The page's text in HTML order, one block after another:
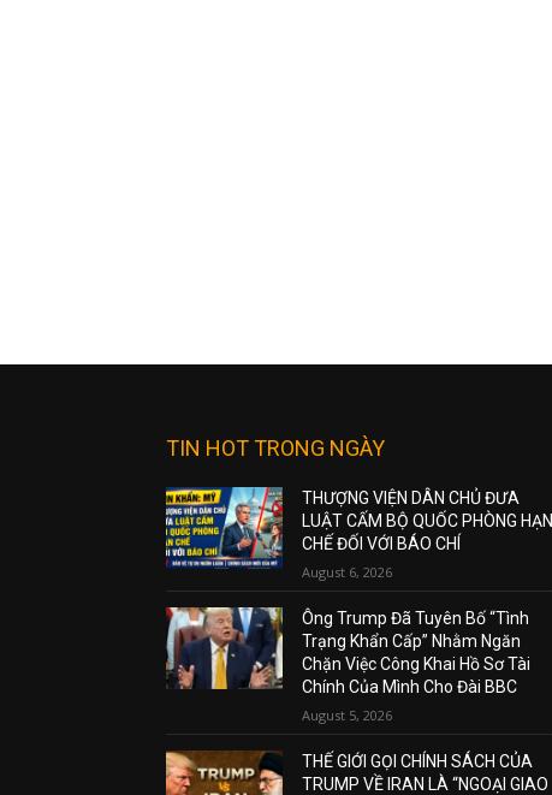
TIN HOT TRONG NGÀY
THƯỢNG VIỆN DÂN CHỦ ĐƯA
LUẬT CẤM BỘ QUỐC PHÒNG HẠN
CHẾ ĐỐI VỚI BÁO CHÍ
August 6, 2026
Ông Trump Đã Tuyên Bố “Tình
Trạng Khẩn Cấp” Nhằm Ngăn
Chặn Việc Công Khai Hồ Sơ Tài
Chính Của Mình Cho Đài BBC
August 5, 2026
THẾ GIỚI GỌI CHÍNH SÁCH CỦA
TRUMP VỀ IRAN LÀ “NGOẠI GIAO